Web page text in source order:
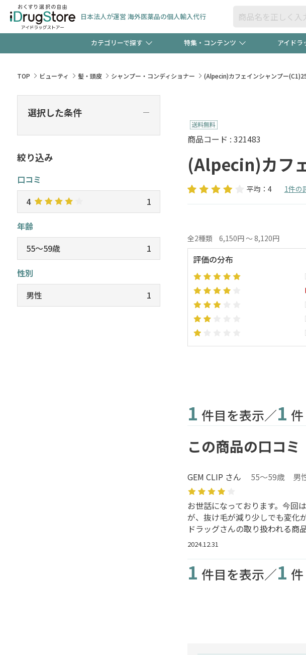
日本法人が運営 海外医薬品の個人輸入代行
カテゴリーで探す
検査キット ペット用品
特集・コンテンツ
【早割】お得なクーポン"3種類"出現中！今月の
新規登録で！今すぐ使えるクーポンプレゼント中
友だち大募集！限定クーポンも不定期配信
アイドラ
TOP ビューティ 髪・頭皮 シャンプー・コンディショナー (Alpecin)カフェインシャンプー
商品コード : 321483
(Alpecin)カフ
平均：4 1件の
全2種類 6,150円 ～ 8,120円
評価の分布
1 件目を表示／1 件
この商品の口コミ
GEM CLIP さん 55～59歳 男
お世話になっております。今回
が、抜け毛が減り少しでも変化
ドラッグさんの取り扱われる商
2024.12.31
1 件目を表示／1 件
選択した条件 ―
絞り込み
口コミ
4
1
年齢
55～59歳
1
性別
男性
1